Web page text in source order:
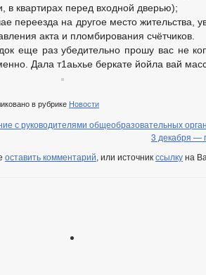
в квартирах перед входной дверью);
переезда на другое место жительства,
акта и пломбирования счётчиков.
еще раз убедительно прошу вас не
Дала т1аьхье беркате йойла вай
в рубрике Новости
с руководителями общеобразовательных
3 декабря —
оставить комментарий, или источникссылкуна